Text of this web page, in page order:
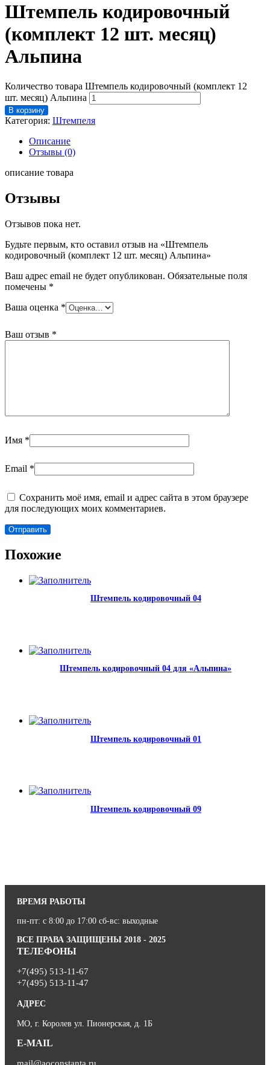
Штемпель кодировочный
(комплект 12 шт. месяц)
Альпина
Количество товара Штемпель кодировочный (комплект 12
шт. месяц) Альпина
В корзину
Категория: Штемпеля
Описание
Отзывы (0)
описание товара
Отзывы
Отзывов пока нет.
Будьте первым, кто оставил отзыв на «Штемпель
кодировочный (комплект 12 шт. месяц) Альпина»
Ваш адрес email не будет опубликован. Обязательные поля
помечены *
Ваша оценка *
Ваш отзыв *
Имя *
Email *
Сохранить моё имя, email и адрес сайта в этом браузере
для последующих моих комментариев.
Похожие
Штемпель кодировочный 04
Штемпель кодировочный 04 для «Альпина»
Штемпель кодировочный 01
Штемпель кодировочный 09
ВРЕМЯ РАБОТЫ
пн-пт: с 8:00 до 17:00 сб-вс: выходные
ВСЕ ПРАВА ЗАЩИЩЕНЫ 2018 - 2025
ТЕЛЕФОНЫ
+7(495) 513-11-67
+7(495) 513-11-47
АДРЕС
МО, г. Королев ул. Пионерская, д. 1Б
E-MAIL
mail@aoconstanta.ru